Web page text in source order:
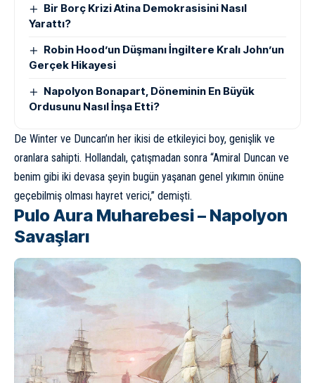
Bir Borç Krizi Atina Demokrasisini Nasıl
Yarattı?
Robin Hood’un Düşmanı İngiltere Kralı John’un
Gerçek Hikayesi
Napolyon Bonapart, Döneminin En Büyük
Ordusunu Nasıl İnşa Etti?
De Winter ve Duncan’ın her ikisi de etkileyici boy, genişlik ve
oranlara sahipti. Hollandalı, çatışmadan sonra “Amiral Duncan ve
benim gibi iki devasa şeyin bugün yaşanan genel yıkımın önüne
geçebilmiş olması hayret verici,” demişti.
Pulo Aura Muharebesi – Napolyon
Savaşları